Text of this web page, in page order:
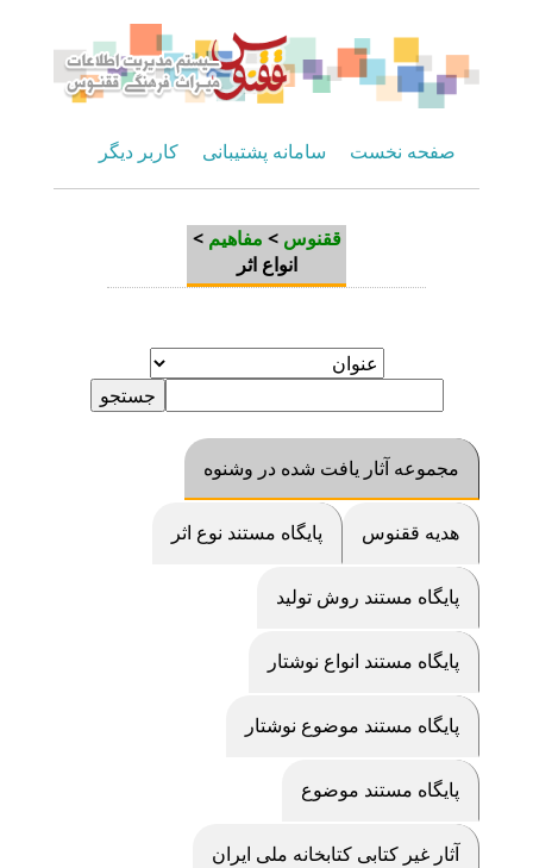
صفحه نخست سامانه پشتیبانی کاربر دیگر
ققنوس > مفاهیم >
انواع اثر
مجموعه آثار یافت شده در وشنوه
هديه ققنوس پايگاه مستند نوع اثر
پايگاه مستند روش توليد
پايگاه مستند انواع نوشتار
پايگاه مستند موضوع نوشتار
پايگاه مستند موضوع
آثار غیر کتابی کتابخانه ملی ایران